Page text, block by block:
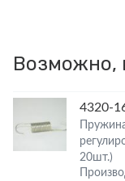
Возможно,
4320-
20шт.)